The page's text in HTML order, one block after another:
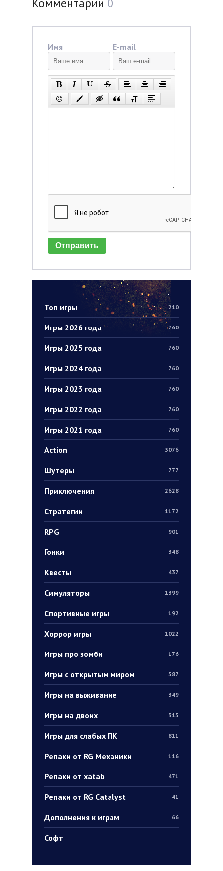
Топ игры 210
Игры 2026 года 760
Игры 2025 года 760
Игры 2024 года 760
Игры 2023 года 760
Игры 2022 года 760
Игры 2021 года 760
Action 3076
Шутеры 777
Приключения 2628
Стратегии 1172
RPG 901
Гонки 348
Квесты 437
Симуляторы 1399
Спортивные игры 192
Хоррор игры 1022
Игры про зомби 176
Игры с открытым миром 587
Игры на выживание 349
Игры на двоих 315
Игры для слабых ПК 811
Репаки от RG Механики 116
Репаки от xatab 471
Репаки от RG Catalyst 41
Дополнения к играм 66
Софт
Комментарии 0
Имя E-mail
Отправить